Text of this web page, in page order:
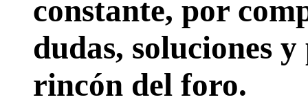
constante, por
dudas, soluciones
rincón del foro.